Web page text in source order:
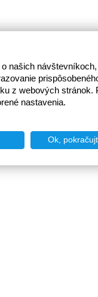
našich
z webových stránok.
nastavenia.
Ok,